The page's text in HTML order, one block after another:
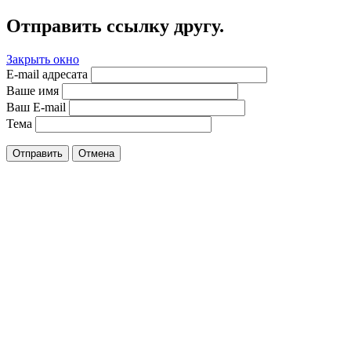
Отправить ссылку другу.
Закрыть окно
E-mail адресата
Ваше имя
Ваш E-mail
Тема
Отправить Отмена